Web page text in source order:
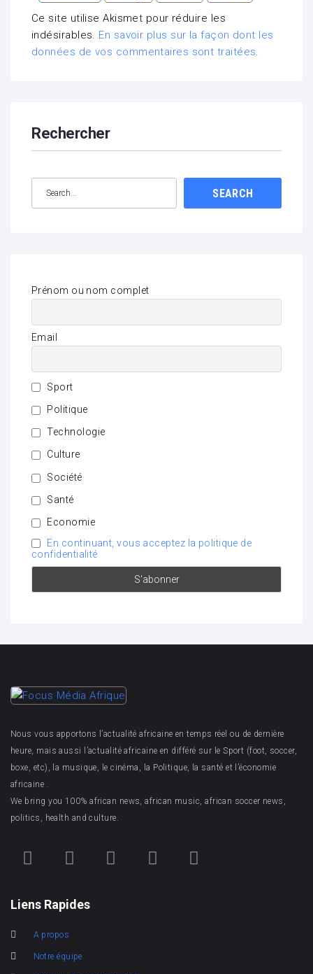
Ce site utilise Akismet pour réduire les
indésirables. En savoir plus sur la façon dont les
données de vos commentaires sont traitées.
Rechercher
SEARCH
Prénom ou nom complet
Email
Sport
Politique
Technologie
Culture
Société
Santé
Economie
En continuant, vous acceptez la politique de
confidentialité
Nous vous apportons l’actualité africaine en temps réel ou de dernière
heure, mais aussi l’actualité africaine en différé sur le Sport (foot, soccer,
boxe, etc), la musique, le cinéma, la Politique, la santé et l’économie
africaine .
We bring you 100% african news, african music, african soccer news,
politics, health and culture.
Liens Rapides
A propos
Notre équipe